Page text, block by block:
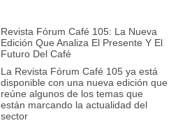
Revista Fórum Café 105: La Nueva
Edición Que Analiza El Presente Y El
Futuro Del Café
La Revista Fórum Café 105 ya está
disponible con una nueva edición que
reúne algunos de los temas que
están marcando la actualidad del
sector